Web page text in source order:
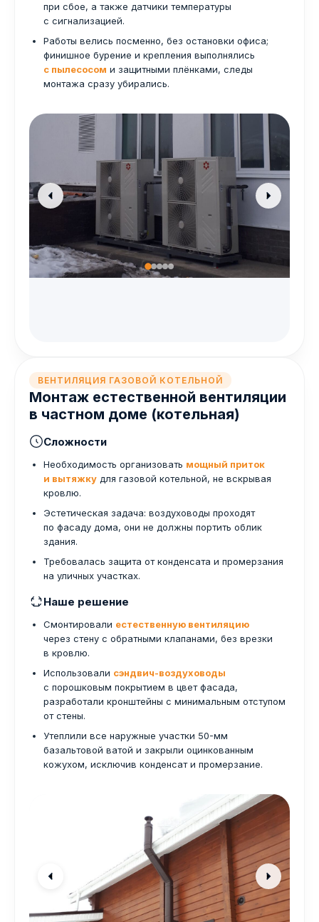
при сбое, а также датчики температуры
с сигнализацией.
Работы велись посменно, без остановки офиса;
финишное бурение и крепления выполнялись
с пылесосом и защитными плёнками, следы
монтажа сразу убирались.
ВЕНТИЛЯЦИЯ ГАЗОВОЙ КОТЕЛЬНОЙ
Монтаж естественной вентиляции
в частном доме (котельная)
Сложности
Необходимость организовать мощный приток
и вытяжку для газовой котельной, не вскрывая
кровлю.
Эстетическая задача: воздуховоды проходят
по фасаду дома, они не должны портить облик
здания.
Требовалась защита от конденсата и промерзания
на уличных участках.
Наше решение
Смонтировали естественную вентиляцию
через стену с обратными клапанами, без врезки
в кровлю.
Использовали сэндвич-воздуховоды
с порошковым покрытием в цвет фасада,
разработали кронштейны с минимальным отступом
от стены.
Утеплили все наружные участки 50-мм
базальтовой ватой и закрыли оцинкованным
кожухом, исключив конденсат и промерзание.